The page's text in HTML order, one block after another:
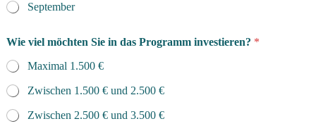
September
Wie viel möchten Sie in das Programm investieren? *
Maximal 1.500 €
Zwischen 1.500 € und 2.500 €
Zwischen 2.500 € und 3.500 €